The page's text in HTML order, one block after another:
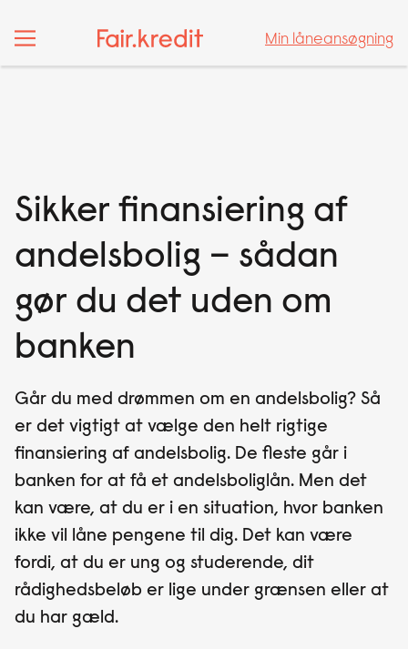
Min låneansøgning
Min låneansøgning
Sikker finansiering af
andelsbolig – sådan
gør du det uden om
banken
Går du med drømmen om en andelsbolig? Så
er det vigtigt at vælge den helt rigtige
finansiering af andelsbolig. De fleste går i
banken for at få et andelsboliglån. Men det
kan være, at du er i en situation, hvor banken
ikke vil låne pengene til dig. Det kan være
fordi, at du er ung og studerende, dit
rådighedsbeløb er lige under grænsen eller at
du har gæld.